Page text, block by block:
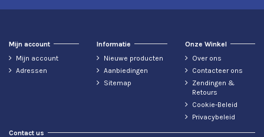
Mijn account
Mijn account
Adressen
Informatie
Nieuwe producten
Aanbiedingen
Sitemap
Onze Winkel
Over ons
Contacteer ons
Zendingen &
Retours
Cookie-Beleid
Privacybeleid
Contact us